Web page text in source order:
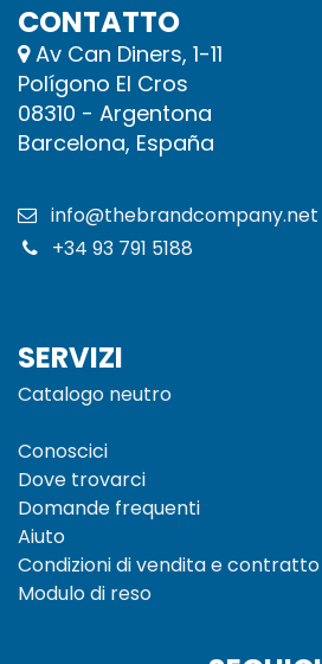
CONTATTO
Av Can Diners, 1-11
Polígono El Cros
08310 - Argentona
Barcelona, España
info@thebrandcompany.net
+34 93 791 5188​
SERVIZI
Catalogo neutro
Conoscici
Dove trovarci
Domande frequenti
Aiuto
Condizioni di vendita econtratto
Modulo di reso